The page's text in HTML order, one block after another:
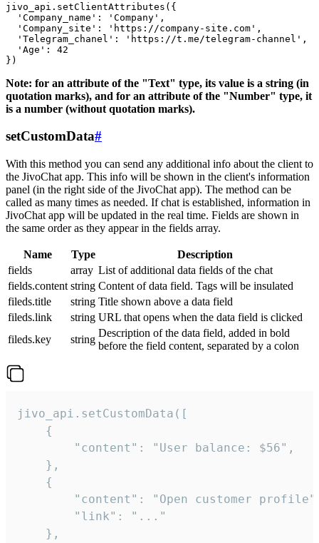
jivo_api.setClientAttributes({
  'Company_name': 'Company',
  'Company_site': 'https://company-site.com',
  'Telegram_chanel': 'https://t.me/telegram-channel',
  'Age': 42
Note: for an attribute of the "Text" type, its value is a string (in
quotation marks), and for an attribute of the "Number" type, it
is a number (without quotation marks).
setCustomData#
With this method you can send any additional info about the client to
the JivoChat app. This info will be shown in the client's information
panel (in the right side of the JivoChat app). The method can be
called as many times as needed. If chat is established, information in
JivoChat app will be updated in the real time. Fields are shown in
the same order as they appear in the fields array.
Name Type
Description
fields
array List of additional data fields of the chat
fields.content string Content of data field. Tags will be insulated
fileds.title
string Title shown above a data field
fileds.link
string URL that opens when the data field is clicked
fileds.key
string
Description of the data field, added in bold
before the field content, separated by a colon
jivo_api.setCustomData([
    {
        "content": "User balance: $56",
    },
    {
"content": "Open customer
        "link": "..."
    },